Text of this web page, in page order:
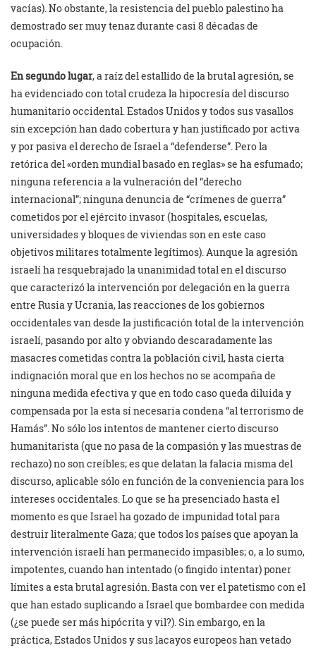
vacías). No obstante, la resistencia del pueblo palestino ha
demostrado ser muy tenaz durante casi 8 décadas de
ocupación.
En segundo lugar, a raíz del estallido de la brutal agresión, se
ha evidenciado con total crudeza la hipocresía del discurso
humanitario occidental. Estados Unidos y todos sus vasallos
sin excepción han dado cobertura y han justificado por activa
y por pasiva el derecho de Israel a “defenderse”. Pero la
retórica del «orden mundial basado en reglas» se ha esfumado;
ninguna referencia a la vulneración del “derecho
internacional”; ninguna denuncia de “crímenes de guerra”
cometidos por el ejército invasor (hospitales, escuelas,
universidades y bloques de viviendas son en este caso
objetivos militares totalmente legítimos). Aunque la agresión
israelí ha resquebrajado la unanimidad total en el discurso
que caracterizó la intervención por delegación en la guerra
entre Rusia y Ucrania, las reacciones de los gobiernos
occidentales van desde la justificación total de la intervención
israelí, pasando por alto y obviando descaradamente las
masacres cometidas contra la población civil, hasta cierta
indignación moral que en los hechos no se acompaña de
ninguna medida efectiva y que en todo caso queda diluida y
compensada por la esta sí necesaria condena “al terrorismo de
Hamás”. No sólo los intentos de mantener cierto discurso
humanitarista (que no pasa de la compasión y las muestras de
rechazo) no son creíbles; es que delatan la falacia misma del
discurso, aplicable sólo en función de la conveniencia para los
intereses occidentales. Lo que se ha presenciado hasta el
momento es que Israel ha gozado de impunidad total para
destruir literalmente Gaza; que todos los países que apoyan la
intervención israelí han permanecido impasibles; o, a lo sumo,
impotentes, cuando han intentado (o fingido intentar) poner
límites a esta brutal agresión. Basta con ver el patetismo con el
que han estado suplicando a Israel que bombardee con medida
(¿se puede ser más hipócrita y vil?). Sin embargo, en la
práctica, Estados Unidos y sus lacayos europeos han vetado